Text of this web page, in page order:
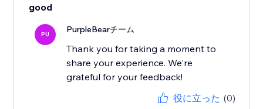
good
PU PurpleBearチーム
Thank you for taking a moment to
share your experience. We're
grateful for your feedback!
役に立った (0)